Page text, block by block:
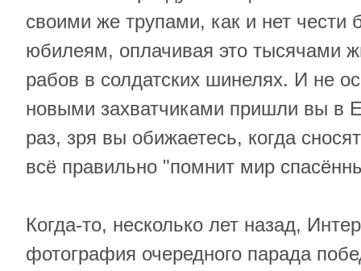
своими же трупами, как и нет чести
юбилеям, оплачивая это тысячами
рабов в солдатских шинелях. И не
новыми захватчиками пришли вы в
раз, зря вы обижаетесь, когда
всё правильно "помнит мир
Когда-то, несколько лет назад,
фотография очередного парада